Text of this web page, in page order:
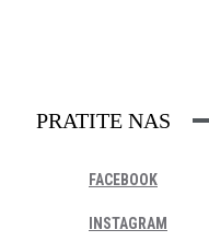
PRATITE NAS
FACEBOOK
INSTAGRAM